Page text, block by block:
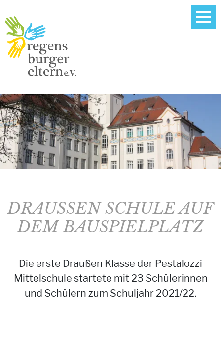
DRAUSSEN SCHULE AUF D
EM BAUSPIELPLATZ
Die erste Draußen Klasse der Pestalozzi
Mittelschule startete mit 23 Schülerinnen
und Schülern zum Schuljahr 2021/22.